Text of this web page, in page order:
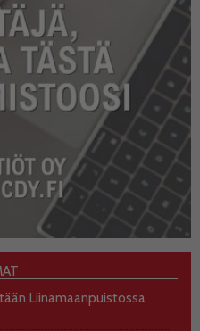
Liinamaanpuistossa